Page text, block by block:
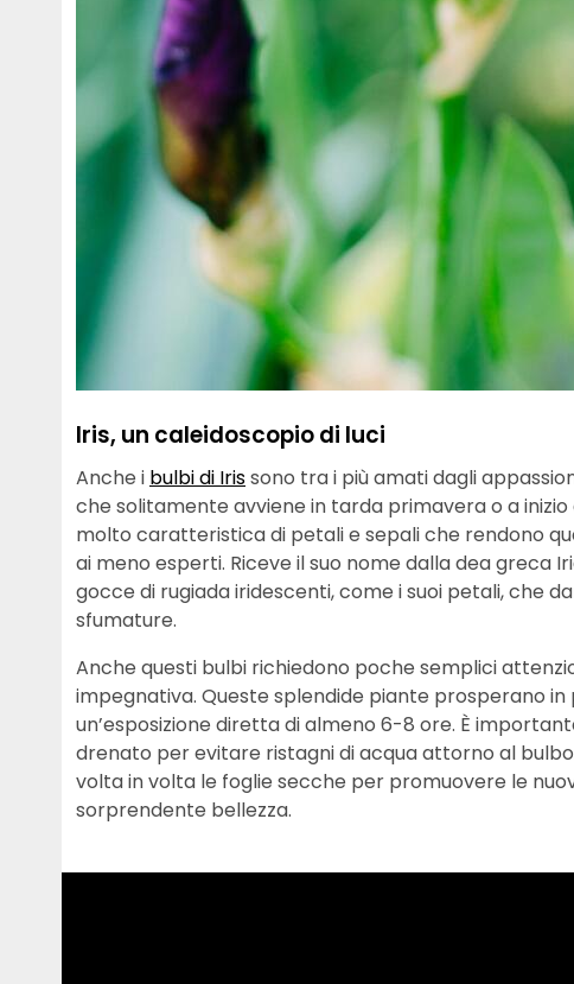
Iris, un caleidoscopio di luci
Anche i bulbi di Irissono tra i più amati dagli
che solitamente avviene in tarda primavera o a
molto caratteristica di petali e sepali che rendono
ai meno esperti. Riceve il suo nome dalla dea greca
gocce di rugiada iridescenti, come i suoi petali, che
sfumature.
Anche questi bulbi richiedono poche semplici
impegnativa. Queste splendide piante prosperano
un’esposizione diretta di almeno 6-8 ore. È
drenato per evitare ristagni di acqua attorno al
volta in volta le foglie secche per promuovere le
sorprendente bellezza.